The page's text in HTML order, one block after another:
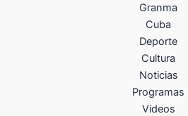
Granma
Cuba
Deporte
Cultura
Noticias
Programas
Videos